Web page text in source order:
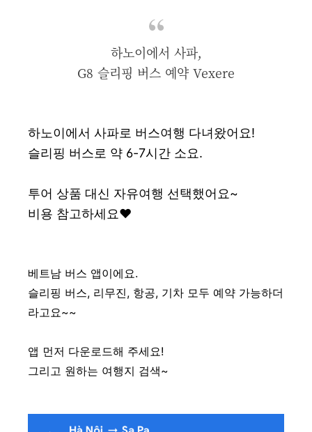
하노이에서 사파,
G8 슬리핑 버스 예약 Vexere
하노이에서 사파로 버스여행 다녀왔어요!
슬리핑 버스로 약 6-7시간 소요.
투어 상품 대신 자유여행 선택했어요~
비용 참고하세요♥
베트남 버스 앱이에요.
슬리핑 버스, 리무진, 항공, 기차 모두 예약 가능하더
라고요~~
앱 먼저 다운로드해 주세요!
그리고 원하는 여행지 검색~